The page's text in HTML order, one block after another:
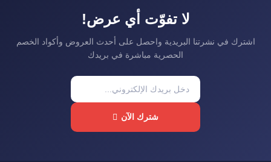
لا تفوّت أي عرض!
اشترك في نشرتنا البريدية واحصل على أحدث العروض وأكواد الخصم
الحصرية مباشرة في بريدك
شترك الآن